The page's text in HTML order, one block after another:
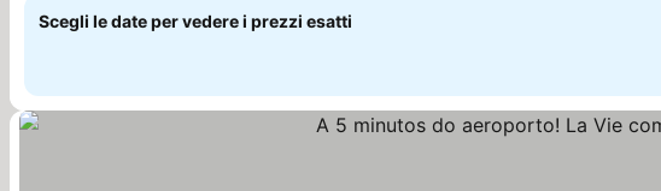
Scegli le date per vedere i prezzi esatti